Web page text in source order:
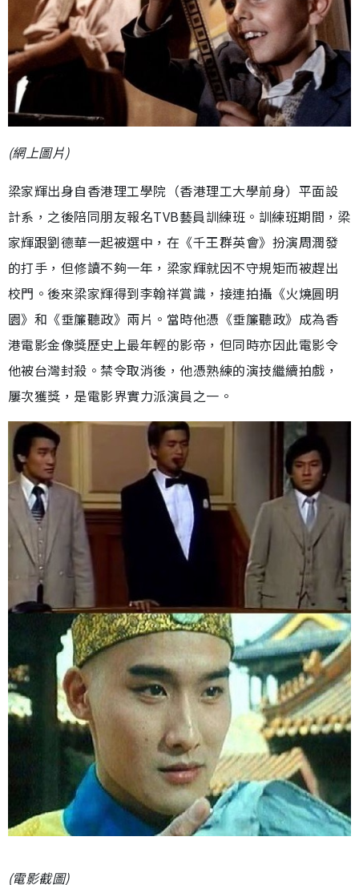
(網上圖片)
梁家輝出身自香港理工學院（香港理工大學前身）平面設
計系，之後陪同朋友報名TVB藝員訓練班。訓練班期間，梁
家輝跟劉德華一起被選中，在《千王群英會》扮演周潤發
的打手，但修讀不夠一年，梁家輝就因不守規矩而被趕出
校門。後來梁家輝得到李翰祥賞識，接連拍攝《火燒圓明
園》和《垂簾聽政》兩片。當時他憑《垂簾聽政》成為香
港電影金像獎歷史上最年輕的影帝，但同時亦因此電影令
他被台灣封殺。禁令取消後，他憑熟練的演技繼續拍戲，
屢次獲獎，是電影界實力派演員之一。
(電影截圖)